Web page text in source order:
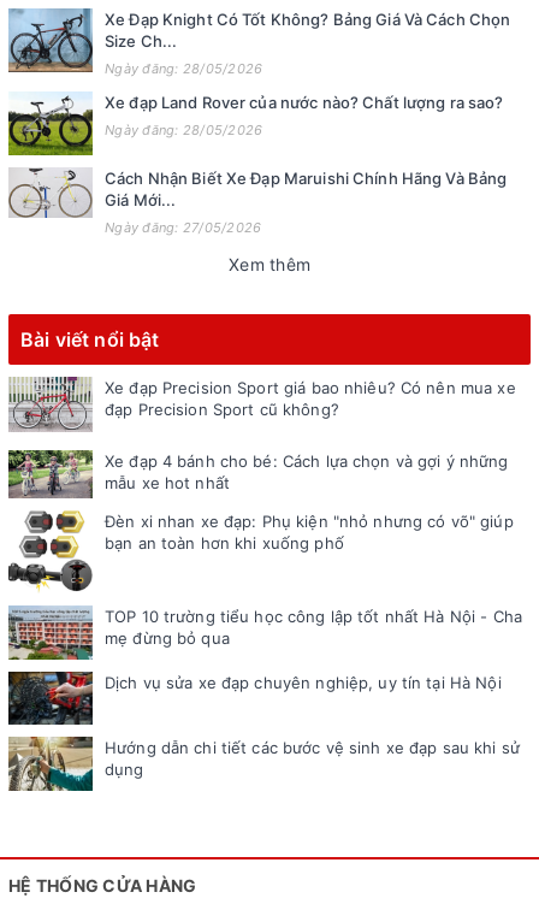
Xe Đạp Knight Có Tốt Không? Bảng Giá Và Cách Chọn
Size Ch...
Ngày đăng: 28/05/2026
Xe đạp Land Rover của nước nào? Chất lượng ra sao?
Ngày đăng: 28/05/2026
Cách Nhận Biết Xe Đạp Maruishi Chính Hãng Và Bảng
Giá Mới...
Ngày đăng: 27/05/2026
Xem thêm
Bài viết nổi bật
Xe đạp Precision Sport giá bao nhiêu? Có nên mua xe
đạp Precision Sport cũ không?
Xe đạp 4 bánh cho bé: Cách lựa chọn và gợi ý những
mẫu xe hot nhất
Đèn xi nhan xe đạp: Phụ kiện "nhỏ nhưng có võ" giúp
bạn an toàn hơn khi xuống phố
TOP 10 trường tiểu học công lập tốt nhất Hà Nội - Cha
mẹ đừng bỏ qua
Dịch vụ sửa xe đạp chuyên nghiệp, uy tín tại Hà Nội
Hướng dẫn chi tiết các bước vệ sinh xe đạp sau khi sử
dụng
HỆ THỐNG CỬA HÀNG